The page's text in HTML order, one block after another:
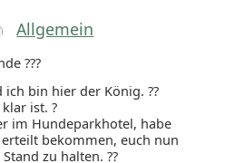
Allgemein
???
bin hier der König. ??
ist. ?
im Hundeparkhotel, habe
bekommen, euch nun
zu halten. ??